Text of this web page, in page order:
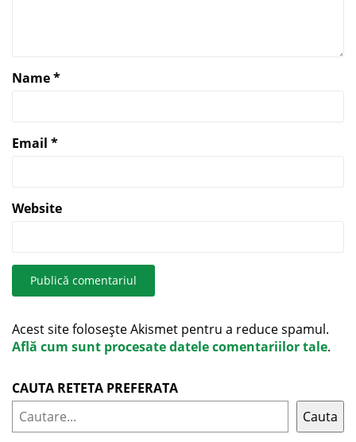
Name*
Email *
Website
Acest site folosește Akismet pentru a reduce spamul.
Află cum sunt procesate datele comentariilor tale.
CAUTA RETETA PREFERATA
Cauta